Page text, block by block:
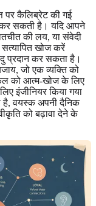
पर कैलिब्रेट की गई
कर सकती है। यदि आपने
की लय, या संवेदी
खोज करें
प्रदान कर सकता है।
जो एक व्यक्ति को
को आत्म-खोज के लिए
इंजीनियर किया गया
है, वयस्क अपनी दैनिक
को बढ़ावा देने के